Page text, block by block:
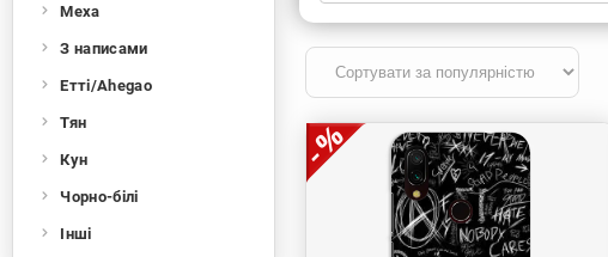
Samsung
Huawei
Realme
TECNO
OnePlus
Google
Infinix
Sony
Motorola
Меха
З написами
Етті/Ahegao
Тян
Кун
Чорно-білі
Інші